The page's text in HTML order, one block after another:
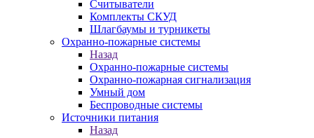
Считыватели
Комплекты СКУД
Шлагбаумы и турникеты
Охранно-пожарные системы
Назад
Охранно-пожарные системы
Охранно-пожарная сигнализация
Умный дом
Беспроводные системы
Источники питания
Назад